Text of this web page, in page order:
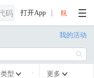
打开App
我的活动

类型  更多 